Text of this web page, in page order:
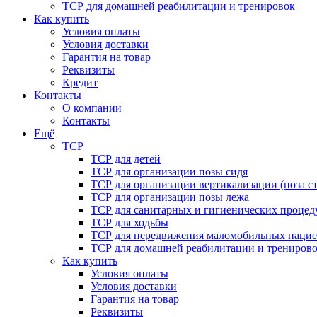
ТСР для домашней реабилитации и тренировок
Как купить
Условия оплаты
Условия доставки
Гарантия на товар
Реквизиты
Кредит
Контакты
О компании
Контакты
Ещё
ТСР
ТСР для детей
ТСР для организации позы сидя
ТСР для организации вертикализации (поза
ТСР для организации позы лежа
ТСР для санитарных и гигиенических
ТСР для ходьбы
ТСР для передвижения маломобильных
ТСР для домашней реабилитации и
Как купить
Условия оплаты
Условия доставки
Гарантия на товар
Реквизиты